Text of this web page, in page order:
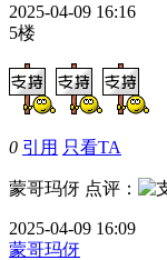
2025-04-09 16:16
5楼
0 引用 只看TA
蒙哥玛伢 点评 ：
2025-04-09 16:09
蒙哥玛伢